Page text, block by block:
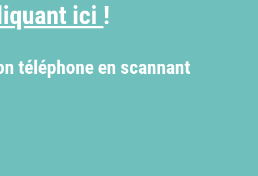
ici !
téléphone en scannant